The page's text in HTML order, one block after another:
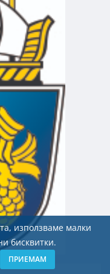
използваме малки
бисквитки.
ПРИЕМАМ